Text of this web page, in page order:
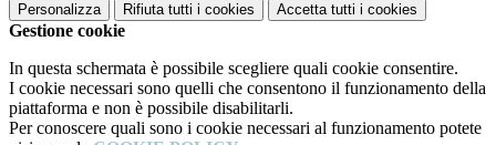
Personalizza Rifiuta tutti i cookies Accetta tutti i cookies
Gestione cookie
In questa schermata è possibile scegliere quali cookie consentire.
I cookie necessari sono quelli che consentono il funzionamento della
piattaforma e non è possibile disabilitarli.
Per conoscere quali sono i cookie necessari al funzionamento potete